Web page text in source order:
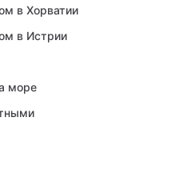
в Хорватии
в Истрии
море